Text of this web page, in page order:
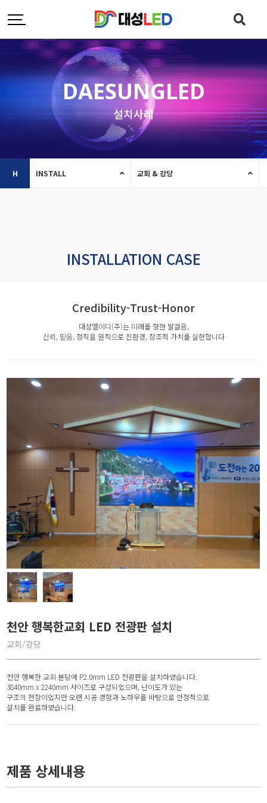
DAESUNGLED
설치사례
H INSTALL 교회 & 강당
INSTALLATION CASE
Credibility-Trust-Honor
대성엘이디(주)는 미래를 향한 발걸음,
신뢰, 믿음, 정직을 원칙으로 친환경, 창조적 가치를 실현합니다
천안 행복한교회 LED 전광판 설치
교회/강당
천안 행복한 교회 본당에 P2.0mm LED 전광판을 설치하였습니다.
3840mm x 2240mm 사이즈로 구성되었으며, 난이도가 있는
구조의 현장이었지만 오랜 시공 경험과 노하우를 바탕으로 안정적으로
설치를 완료하였습니다.
제품 상세내용